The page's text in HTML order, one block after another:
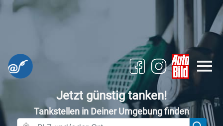
Jetzt günstig tanken!
Tankstellen in Deiner Umgebung finden